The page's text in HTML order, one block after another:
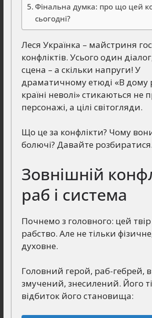
Фінальна думка: про що цей
сьогодні?
Леся Українка – майстриня
конфліктів. Усього один
сцена – а скільки напруги! У
драматичному етюді «В дому
країні неволі» стикаються не
персонажі, а цілі світогляди.
Що це за конфлікти? Чому
болючі? Давайте розбиратися.
Зовнішній
раб і система
Почнемо з головного: цей
рабство. Але не тільки
духовне.
Головний герой, раб-гебрей,
змучений, знесилений. Його
відбиток його становища: